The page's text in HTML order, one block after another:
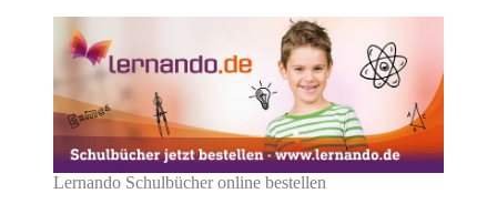
Lernando Schulbücher online bestellen